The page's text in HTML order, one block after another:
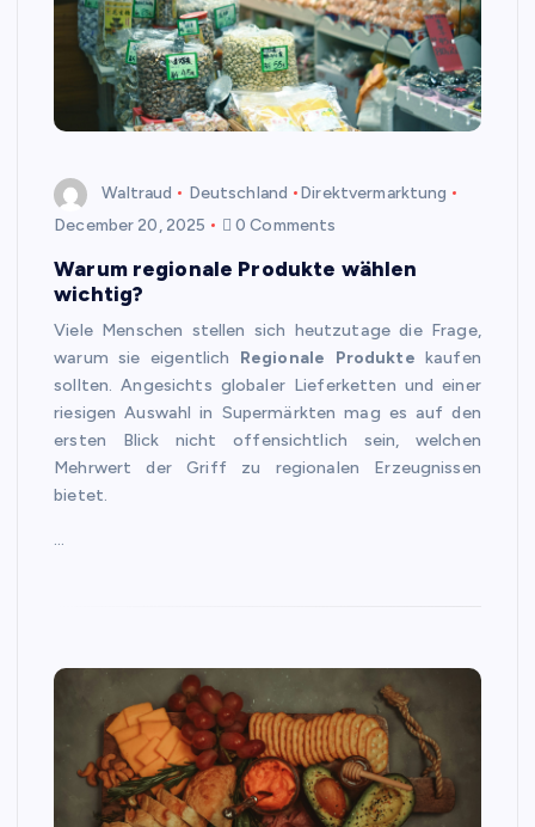
Waltraud Deutschland
Direktvermarktung
December 20, 2025
0 Comments
Warum regionale Produkte wählen
wichtig?
Viele Menschen stellen sich heutzutage die Frage,
warum sie eigentlich Regionale Produkte kaufen
sollten. Angesichts globaler Lieferketten und einer
riesigen Auswahl in Supermärkten mag es auf den
ersten Blick nicht offensichtlich sein, welchen
Mehrwert der Griff zu regionalen Erzeugnissen
bietet.
…